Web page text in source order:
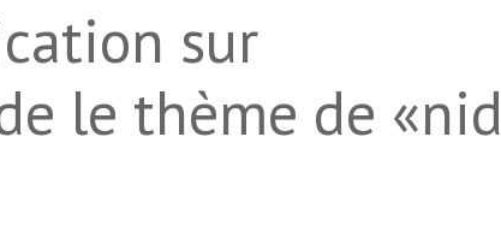
sur
le thème de «nid